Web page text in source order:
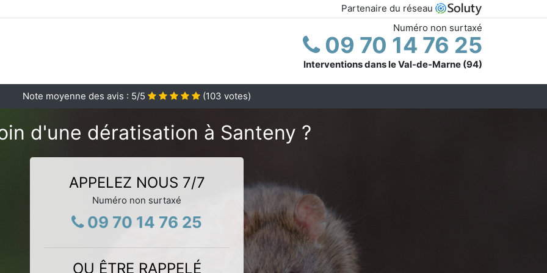
Partenaire du réseau
Numéro non surtaxé
09 70 14 76 25
Interventions dans le Val-de-Marne (94)
Note moyenne des avis : 5/5 (103 votes)
d'une dératisation à Santeny ?
APPELEZ NOUS 7/7
Numéro non surtaxé
09 70 14 76 25
OU ÊTRE RAPPELÉ